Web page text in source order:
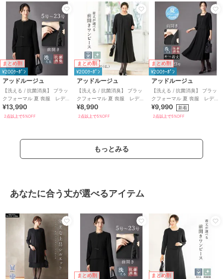
まとめ割
¥200ｸｰﾎﾟﾝ
アッドルージュ
【洗える / 抗菌消臭】 ブラッ
クフォーマル 夏 喪服 レディ
ース 着丈が選べる 5号～23
号
¥13,990
2点以上で5%OFF
まとめ割
¥200ｸｰﾎﾟﾝ
アッドルージュ
【洗える / 抗菌消臭】 ブラッ
クフォーマル 夏 喪服 レディ
ース 着丈が選べる 5号～23
号
¥8,990
2点以上で5%OFF
まとめ割
¥200ｸｰﾎﾟﾝ
アッドルージュ
【洗える / 抗菌消臭】 ブラッ
クフォーマル 夏 喪服 レディ
ース 着丈が選べる 5号～23
号
¥9,990 新着
2点以上で5%OFF
もっとみる
あなたに合う丈が選べるアイテム
まとめ割 まとめ割